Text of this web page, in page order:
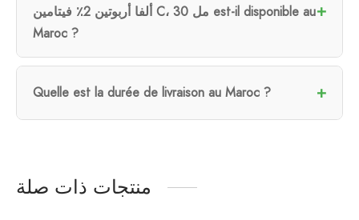
ألفا أربوتين 2٪ فيتامين C، 30 مل est-il disponible au
Maroc ?
Quelle est la durée de livraison au Maroc ?
منتجات ذات صلة